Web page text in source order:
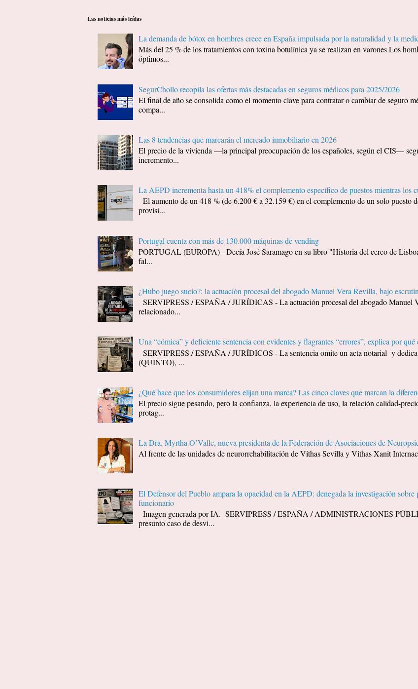
Las noticias más leídas
La demanda de bótox en hombres crece en España impulsada por la naturalidad y la
Más del 25 % de los tratamientos con toxina botulínica ya se realizan en varones Los
óptimos...
SegurChollo recopila las ofertas más destacadas en seguros médicos para 2025/2026
El final de año se consolida como el momento clave para contratar o cambiar de seguro
compa...
Las 8 tendencias que marcarán el mercado inmobiliario en 2026
El precio de la vivienda —la principal preocupación de los españoles, según el CIS—
incremento...
La AEPD incrementa hasta un 418% el complemento específico de puestos mientras los
El aumento de un 418 % (de 6.200 € a 32.159 €) en el complemento de un solo puesto
provisi...
Portugal cuenta con más de 130.000 máquinas de vending
PORTUGAL (EUROPA) - Decía José Saramago en su libro "Historia del cerco de
fal...
¿Hubo juego sucio?: la actuación procesal del abogado Manuel Vera Revilla, bajo
SERVIPRESS / ESPAÑA / JURÍDICAS - La actuación procesal del abogado Manuel
relacionado...
Una “cómica” y deficiente sentencia con evidentes y flagrantes “errores”, explica por
SERVIPRESS / ESPAÑA / JURÍDICOS - La sentencia omite un acta notarial y
(QUINTO), ...
¿Qué hace que los consumidores elijan una marca? Las cinco claves que marcan la
El precio sigue pesando, pero la confianza, la experiencia de uso, la relación calidad-
protag...
La Dra. Myrtha O’Valle, nueva presidenta de la Federación de Asociaciones de
Al frente de las unidades de neurorrehabilitación de Vithas Sevilla y Vithas Xanit
El Defensor del Pueblo ampara la opacidad en la AEPD: denegada la investigación
funcionario
Imagen generada por IA. SERVIPRESS / ESPAÑA / ADMINISTRACIONES
presunto caso de desvi...